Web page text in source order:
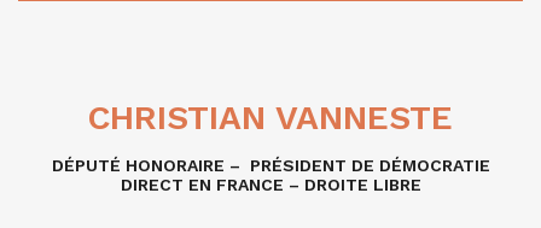
CHRISTIAN VANNESTE
DÉPUTÉ HONORAIRE – PRÉSIDENT DE DÉMOCRATIE
DIRECT EN FRANCE – DROITE LIBRE